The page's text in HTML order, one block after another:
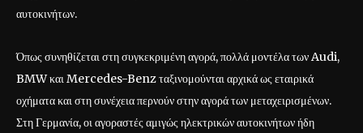
αυτοκινήτων.
Όπως συνηθίζεται στη συγκεκριμένη αγορά, πολλά μοντέλα των Audi,
BMW και Mercedes-Benz ταξινομούνται αρχικά ως εταιρικά
οχήματα και στη συνέχεια περνούν στην αγορά των μεταχειρισμένων.
Στη Γερμανία, οι αγοραστές αμιγώς ηλεκτρικών αυτοκινήτων ήδη